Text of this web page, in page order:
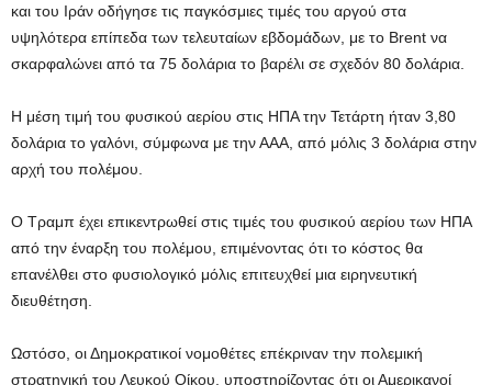
και του Ιράν οδήγησε τις παγκόσμιες τιμές του αργού στα
υψηλότερα επίπεδα των τελευταίων εβδομάδων, με το Brent να
σκαρφαλώνει από τα 75 δολάρια το βαρέλι σε σχεδόν 80 δολάρια.
Η μέση τιμή του φυσικού αερίου στις ΗΠΑ την Τετάρτη ήταν 3,80
δολάρια το γαλόνι, σύμφωνα με την ΑΑΑ, από μόλις 3 δολάρια στην
αρχή του πολέμου.
Ο Τραμπ έχει επικεντρωθεί στις τιμές του φυσικού αερίου των ΗΠΑ
από την έναρξη του πολέμου, επιμένοντας ότι το κόστος θα
επανέλθει στο φυσιολογικό μόλις επιτευχθεί μια ειρηνευτική
διευθέτηση.
Ωστόσο, οι Δημοκρατικοί νομοθέτες επέκριναν την πολεμική
στρατηγική του Λευκού Οίκου, υποστηρίζοντας ότι οι Αμερικανοί